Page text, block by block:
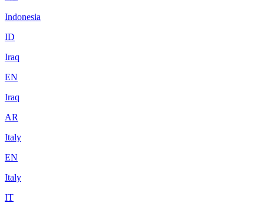
Indonesia
ID
Iraq
EN
Iraq
AR
Italy
EN
Italy
IT